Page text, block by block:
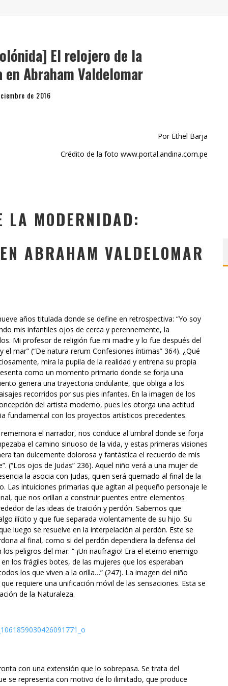
El relojero de la
Abraham Valdelomar
de 2016
Por Ethel Barja
Crédito de la foto www.portal.andina.com.pe
LA MODERNIDAD:
ABRAHAM VALDELOMAR
años titulada donde se define en retrospectiva: “Yo soy
mis infantiles ojos de cerca y perennemente, la
Mi profesor de religión fue mi madre y lo fue después del
mar” (“De natura rerum Confesiones íntimas” 364). ¿Qué
mira la pupila de la realidad y entrena su propia
como un momento primario donde se forja una
genera una trayectoria ondulante, que obliga a los
recorridos por sus pies infantes. En la imagen de los
del artista moderno, pues les otorga una actitud
fundamental con los proyectos artísticos precedentes.
el narrador, nos conduce al umbral donde se forja
el camino sinuoso de la vida, y estas primeras visiones
tan dulcemente dolorosa y fantástica el recuerdo de mis
ojos de Judas” 236). Aquel niño verá a una mujer de
la asocia con Judas, quien será quemado al final de la
Las intuiciones primarias que agitan al pequeño personaje le
que nos orillan a construir puentes entre elementos
de las ideas de traición y perdón. Sabemos que
ilícito y que fue separada violentamente de su hijo. Su
luego se resuelve en la interpelación al perdón. Este se
al final, como si del perdón dependiera la defensa del
peligros del mar: “-¡Un naufragio! Era el eterno enemigo
los frágiles botes, de las mujeres que los esperaban
los que viven a la orilla…” (247). La imagen del niño
requiere una unificación móvil de las sensaciones. Esta se
de la Naturaleza.
con una extensión que lo sobrepasa. Se trata del
se representa con motivo de lo ilimitado, que produce